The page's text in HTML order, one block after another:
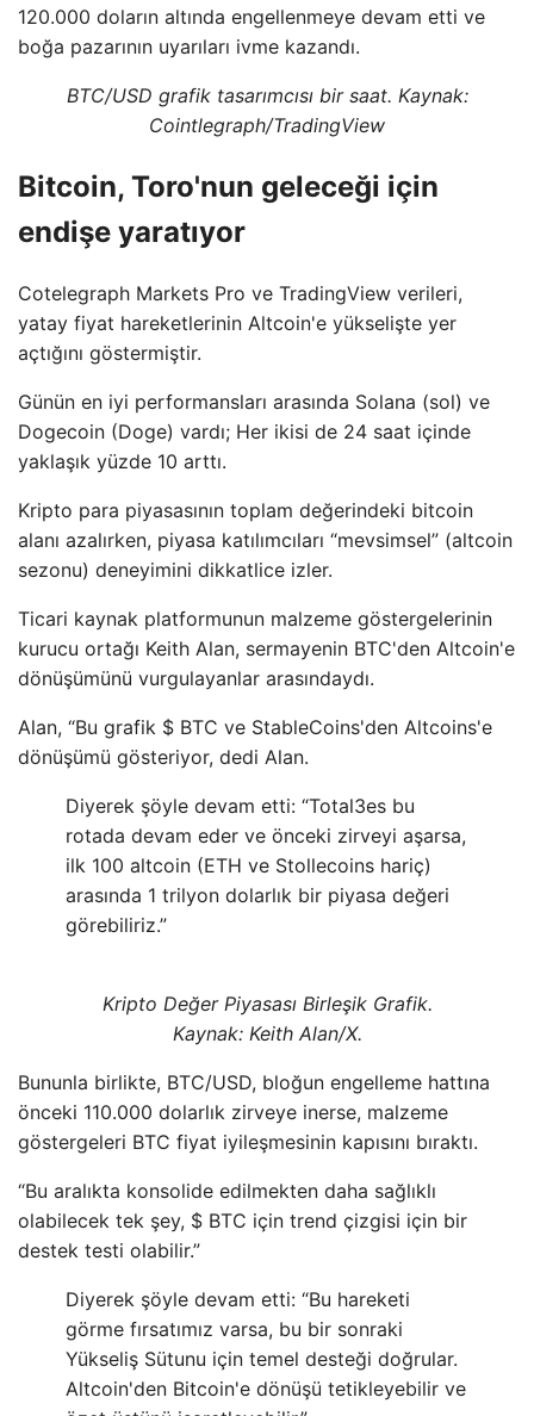
120.000 doların altında engellenmeye devam etti ve
boğa pazarının uyarıları ivme kazandı.
BTC/USD grafik tasarımcısı bir saat. Kaynak:
Cointlegraph/TradingView
Bitcoin, Toro'nun geleceği için
endişe yaratıyor
Cotelegraph Markets Pro ve TradingView verileri,
yatay fiyat hareketlerinin Altcoin'e yükselişte yer
açtığını göstermiştir.
Günün en iyi performansları arasında Solana (sol) ve
Dogecoin (Doge) vardı; Her ikisi de 24 saat içinde
yaklaşık yüzde 10 arttı.
Kripto para piyasasının toplam değerindeki bitcoin
alanı azalırken, piyasa katılımcıları “mevsimsel” (altcoin
sezonu) deneyimini dikkatlice izler.
Ticari kaynak platformunun malzeme göstergelerinin
kurucu ortağı Keith Alan, sermayenin BTC'den Altcoin'e
dönüşümünü vurgulayanlar arasındaydı.
Alan, “Bu grafik $ BTC ve StableCoins'den Altcoins'e
dönüşümü gösteriyor, dedi Alan.
Diyerek şöyle devam etti: “Total3es bu
rotada devam eder ve önceki zirveyi aşarsa,
ilk 100 altcoin (ETH ve Stollecoins hariç)
arasında 1 trilyon dolarlık bir piyasa değeri
görebiliriz.”
Kripto Değer Piyasası Birleşik Grafik.
Kaynak: Keith Alan/X.
Bununla birlikte, BTC/USD, bloğun engelleme hattına
önceki 110.000 dolarlık zirveye inerse, malzeme
göstergeleri BTC fiyat iyileşmesinin kapısını bıraktı.
“Bu aralıkta konsolide edilmekten daha sağlıklı
olabilecek tek şey, $ BTC için trend çizgisi için bir
destek testi olabilir.”
Diyerek şöyle devam etti: “Bu hareketi
görme fırsatımız varsa, bu bir sonraki
Yükseliş Sütunu için temel desteği doğrular.
Altcoin'den Bitcoin'e dönüşü tetikleyebilir ve